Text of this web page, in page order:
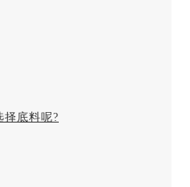
择底料呢?